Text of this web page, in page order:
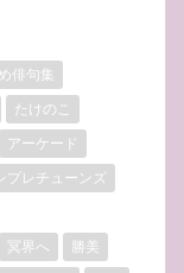
俳句集
たけのこ
アーケード
プレチューンズ
冥界へ
勝美